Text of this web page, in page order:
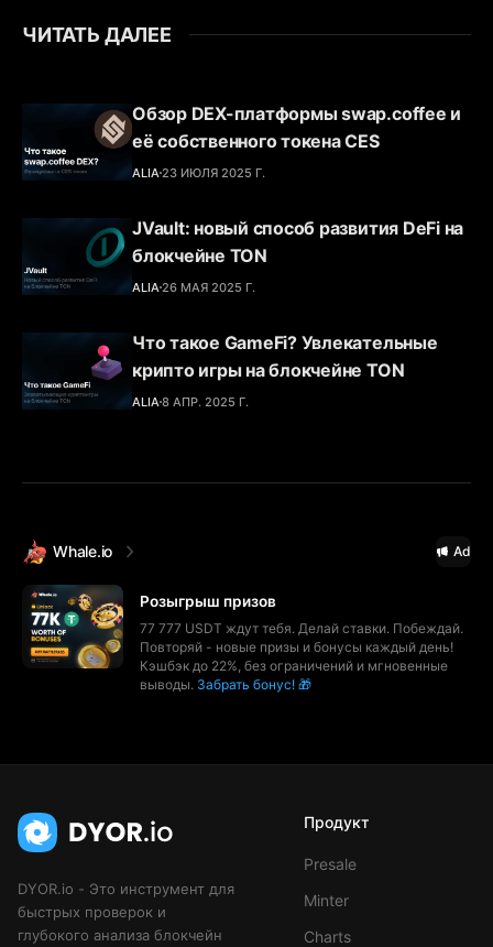
ЧИТАТЬ ДАЛЕЕ
Обзор DEX-платформы swap.coffee и
её собственного токена CES
ALIA 23 ИЮЛЯ 2025 Г.
JVault: новый способ развития DeFi на
блокчейне TON
ALIA 26 МАЯ 2025 Г.
Что такое GameFi? Увлекательные
крипто игры на блокчейне TON
ALIA 8 АПР. 2025 Г.
Whale.io Ad
Розыгрыш призов
77 777 USDT ждут тебя. Делай ставки. Побеждай.
Повторяй - новые призы и бонусы каждый день!
Кэшбэк до 22%, без ограничений и мгновенные
выводы. Забрать бонус! 🎁
DYOR.io - Это инструмент для
быстрых проверок и
глубокого анализа блокчейн
Продукт
Presale
Minter
Charts